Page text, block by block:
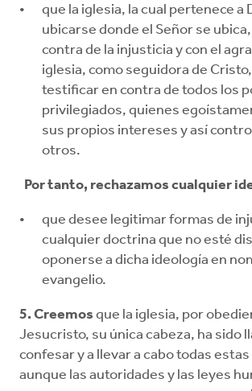
que la iglesia, la cual pertenece a
ubicarse donde el Señor se
contra de la injusticia y con el
iglesia, como seguidora de
testificar en contra de todos los
privilegiados, quienes
sus propios intereses y así
otros.
Por tanto, rechazamos cualquier
que desee legitimar formas de
cualquier doctrina que no esté
oponerse a dicha ideología en
evangelio.
5. Creemos que la iglesia, por
Jesucristo, su única cabeza, ha sido
confesar y a llevar a cabo todas estas
aunque las autoridades y las leyes